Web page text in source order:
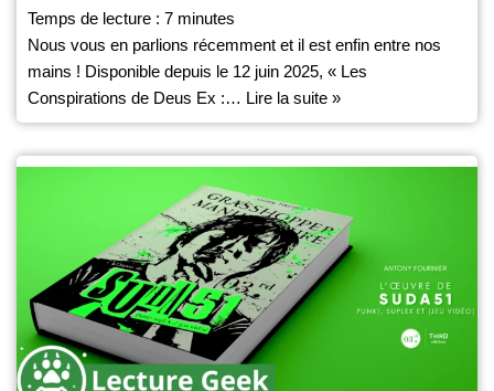
Temps de lecture : 7 minutes
Nous vous en parlions récemment et il est enfin entre nos
mains ! Disponible depuis le 12 juin 2025, « Les
Conspirations de Deus Ex :… Lire la suite »